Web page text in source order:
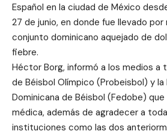
Español en la ciudad de México
27 de junio, en donde fue llevado
conjunto dominicano aquejado de
fiebre.
Héctor Borg, informó a los medios a
de Béisbol Olímpico (Probeisbol) y la
Dominicana de Béisbol (Fedobe)
médica, además de agradecer a
instituciones como las dos